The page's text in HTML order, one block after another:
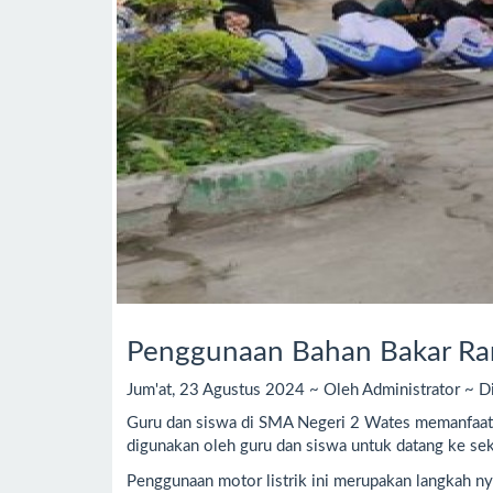
Penggunaan Bahan Bakar
Jum'at, 23 Agustus 2024 ~ Oleh Administrator ~
Guru dan siswa di SMA Negeri 2 Wates
digunakan oleh guru dan siswa untuk datang ke
Penggunaan motor listrik ini merupakan langkah